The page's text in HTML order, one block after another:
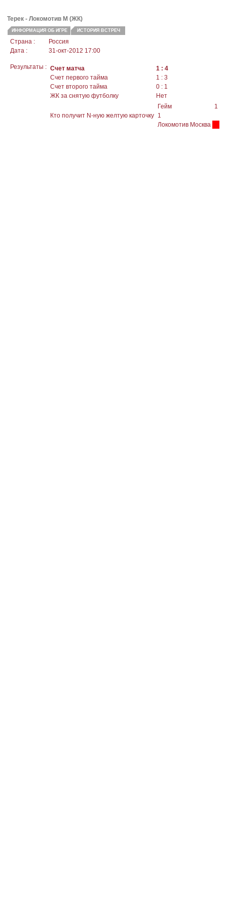
Терек - Локомотив М (ЖК)
ИНФОРМАЦИЯ ОБ ИГРЕ ИСТОРИЯ ВСТРЕЧ
Страна :
Россия
Дата :
31-окт-2012 17:00
Результаты : Счет матча
1 : 4
Счет первого тайма
1 : 3
Счет второго тайма
0 : 1
ЖК за снятую футболку
Нет
Кто получит N-ную желтую карточку
Гейм
1
1
Локомотив Москва